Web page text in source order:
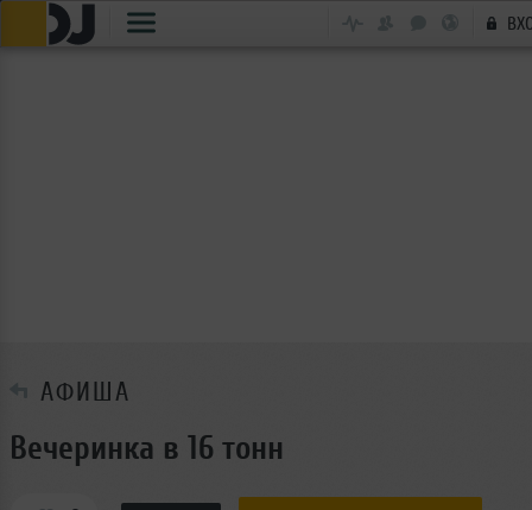
АФИША
Вечеринка в 16 тонн